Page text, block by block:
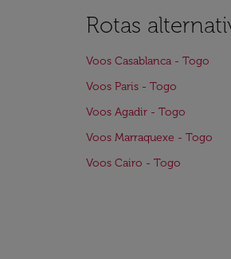
Rotas
Voos Casablanca - Togo
Voos Paris - Togo
Voos Agadir - Togo
Voos Marraquexe - Togo
Voos Cairo - Togo